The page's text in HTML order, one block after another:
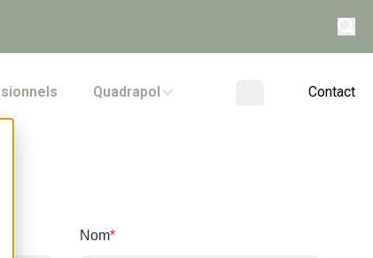
Quadrapol Contact
Nom*